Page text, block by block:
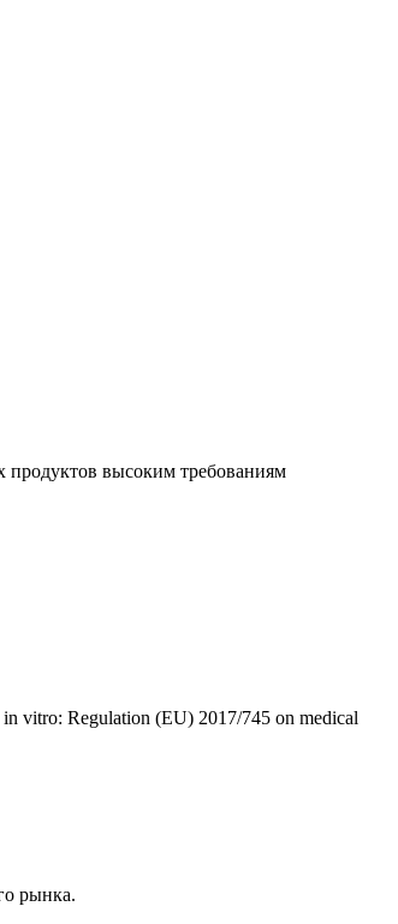
продуктов высоким требованиям
vitro: Regulation (EU) 2017/745 on medical
рынка.